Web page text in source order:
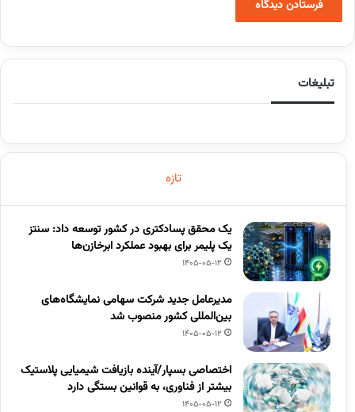
تبلیغات
تازه
یک محقق پسادکتری در کشور توسعه داد: سنتز
یک پلیمر برای بهبود عملکرد ابرخازن‌ها
1405-05-12
مدیرعامل جدید شرکت سهامی نمایشگاه‌های
بین‌المللی کشور منصوب شد
1405-05-12
اختصاصی بسپار/آینده بازیافت شیمیایی پلاستیک
بیشتر از فناوری، به قوانین بستگی دارد
1405-05-12